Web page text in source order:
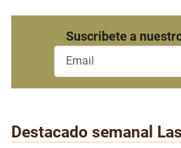
Suscribete a
Destacado semanal